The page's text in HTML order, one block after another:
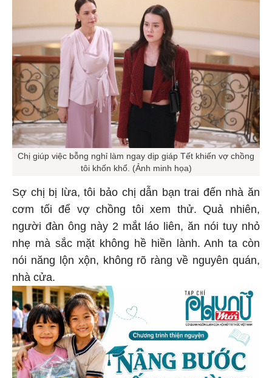
Chị giúp việc bỗng nghỉ làm ngay dịp giáp Tết khiến vợ chồng
tôi khốn khổ. (Ảnh minh họa)
Sợ chị bị lừa, tôi bảo chị dẫn bạn trai đến nhà ăn
cơm tối để vợ chồng tôi xem thử. Quả nhiên,
người đàn ông này 2 mắt láo liên, ăn nói tuy nhỏ
nhẹ mà sắc mặt không hề hiền lành. Anh ta còn
nói năng lộn xộn, không rõ ràng về nguyên quán,
nhà cửa.